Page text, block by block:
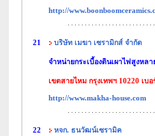
http://
21 บริษัท เมฆา เซรามิกส์ จำกัด
จำหน่ายกระเบื้องดินเผาไฟสูงหล
เขตสายไหม กรุงเทพฯ 10220 เบ
http://www.makha-house.com
22 หจก. ธนวัฒน์เซรามิค